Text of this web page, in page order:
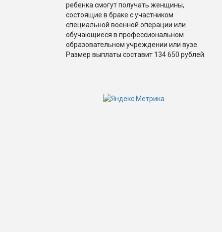
ребенка смогут получать женщины,
состоящие в браке с участником
специальной военной операции или
обучающиеся в профессиональном
образовательном учреждении или вузе.
Размер выплаты составит 134 650 рублей.